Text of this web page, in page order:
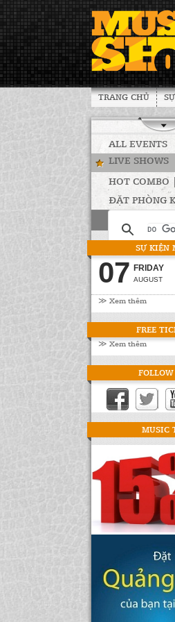
TRANG CHỦ
ALL EVENTS
LIVE SHOWS
HOT COMBO
ĐẶT PHÒNG
SỰ KIỆN
07 FRIDAY
AUGUST
≫ Xem thêm
FREE
≫ Xem thêm
MUSIC